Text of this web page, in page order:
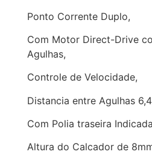
Ponto Corrente Duplo,
Com Motor Direct-Drive
Agulhas,
Controle de Velocidade,
Distancia entre Agulhas
Com Polia traseira
Altura do Calcador de